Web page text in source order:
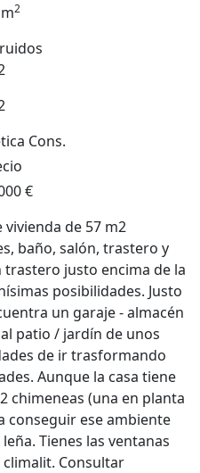
2
Cons.
€
de 57 m2
baño, salón, trastero y
trastero justo encima de la
posibilidades. Justo
un garaje - almacén
patio / jardín de unos
de ir trasformando
Aunque la casa tiene
chimeneas (una en planta
conseguir ese ambiente
Tienes las ventanas
climalit. Consultar